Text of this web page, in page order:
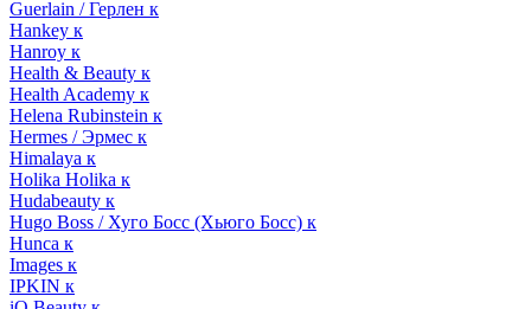
Guerlain / Герлен к
Hankey к
Hanroy к
Health & Beauty к
Health Academy к
Helena Rubinstein к
Hermes / Эрмес к
Himalaya к
Holika Holika к
Hudabeauty к
Hugo Boss / Хуго Босс (Хьюго Босс) к
Hunca к
Images к
IPKIN к